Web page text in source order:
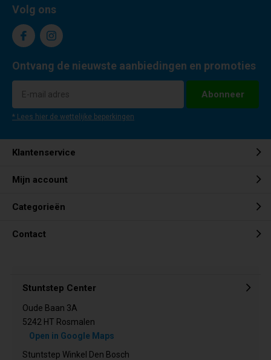
Volg ons
Ontvang de nieuwste aanbiedingen en promoties
Abonneer
* Lees hier de wettelijke beperkingen
Klantenservice
Mijn account
Categorieën
Contact
Stuntstep Center
Oude Baan 3A
5242 HT Rosmalen
Open in Google Maps
Stuntstep Winkel Den Bosch